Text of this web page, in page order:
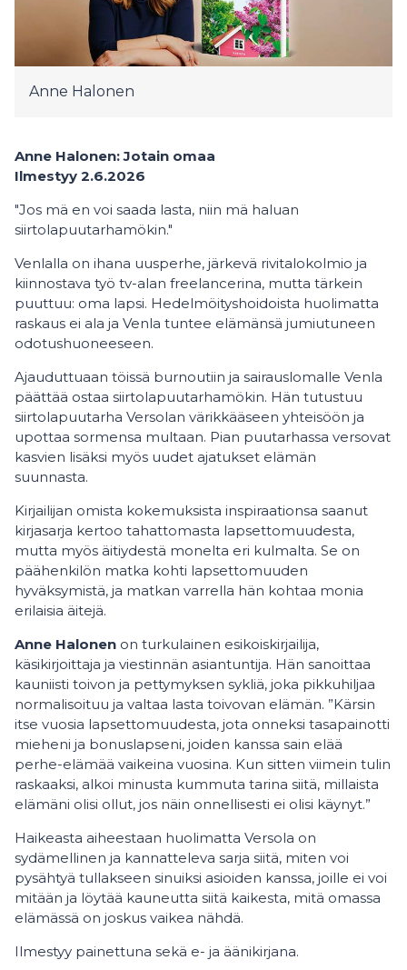
Anne Halonen
Anne Halonen: Jotain omaa
Ilmestyy 2.6.2026
"Jos mä en voi saada lasta, niin mä haluan
siirtolapuutarhamökin."
Venlalla on ihana uusperhe, järkevä rivitalokolmio ja
kiinnostava työ tv-alan freelancerina, mutta tärkein
puuttuu: oma lapsi. Hedelmöityshoidoista huolimatta
raskaus ei ala ja Venla tuntee elämänsä jumiutuneen
odotushuoneeseen.
Ajauduttuaan töissä burnoutiin ja sairauslomalle Venla
päättää ostaa siirtolapuutarhamökin. Hän tutustuu
siirtolapuutarha Versolan värikkääseen yhteisöön ja
upottaa sormensa multaan. Pian puutarhassa versovat
kasvien lisäksi myös uudet ajatukset elämän
suunnasta.
Kirjailijan omista kokemuksista inspiraationsa saanut
kirjasarja kertoo tahattomasta lapsettomuudesta,
mutta myös äitiydestä monelta eri kulmalta. Se on
päähenkilön matka kohti lapsettomuuden
hyväksymistä, ja matkan varrella hän kohtaa monia
erilaisia äitejä.
Anne Halonen on turkulainen esikoiskirjailija,
käsikirjoittaja ja viestinnän asiantuntija. Hän sanoittaa
kauniisti toivon ja pettymyksen sykliä, joka pikkuhiljaa
normalisoituu ja valtaa lasta toivovan elämän. ”Kärsin
itse vuosia lapsettomuudesta, jota onneksi tasapainotti
mieheni ja bonuslapseni, joiden kanssa sain elää
perhe-elämää vaikeina vuosina. Kun sitten viimein tulin
raskaaksi, alkoi minusta kummuta tarina siitä, millaista
elämäni olisi ollut, jos näin onnellisesti ei olisi käynyt.”
Haikeasta aiheestaan huolimatta Versola on
sydämellinen ja kannatteleva sarja siitä, miten voi
pysähtyä tullakseen sinuiksi asioiden kanssa, joille ei voi
mitään ja löytää kauneutta siitä kaikesta, mitä omassa
elämässä on joskus vaikea nähdä.
Ilmestyy painettuna sekä e- ja äänikirjana.